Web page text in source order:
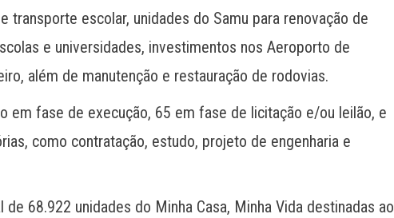
transporte escolar, unidades do Samu para renovação de
e universidades, investimentos nos Aeroporto de
além de manutenção e restauração de rodovias.
em fase de execução, 65 em fase de licitação e/ou leilão, e
como contratação, estudo, projeto de engenharia e
68.922 unidades do Minha Casa, Minha Vida destinadas ao